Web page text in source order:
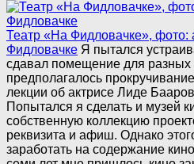
Театр «На Фидловачке», фото:
Фидловачке Я пытался
сдавал помещение для разных
предполагалось
лекции об актрисе Лиде
Попытался я сделать и музей
собственную коллекцию
реквизита и афиш. Однако
заработать на содержание